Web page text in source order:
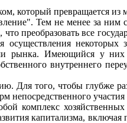
который превращается
Тем не менее за
преобразовать все
некоторых
рынка. Имеющийся у
внутреннего
Для того, чтобы глубже
комплекс
капитализма,